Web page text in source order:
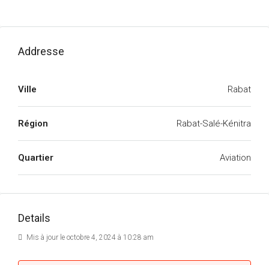
Addresse
Ville Rabat
Région Rabat-Salé-Kénitra
Quartier Aviation
Details
Mis à jour le octobre 4, 2024 à 10:28 am